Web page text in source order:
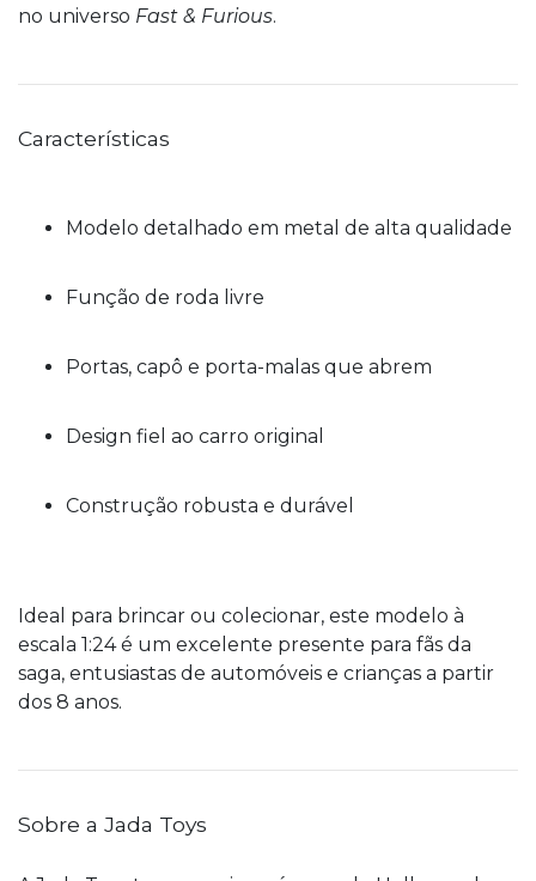
no universo Fast & Furious.
Características
Modelo detalhado em metal de alta qualidade
Função de roda livre
Portas, capô e porta-malas que abrem
Design fiel ao carro original
Construção robusta e durável
Ideal para brincar ou colecionar, este modelo à
escala 1:24 é um excelente presente para fãs da
saga, entusiastas de automóveis e crianças a partir
dos 8 anos.
Sobre a Jada Toys